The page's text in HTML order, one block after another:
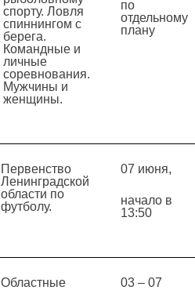
спорту. Ловля
спиннингом с
берега.
Командные и
личные
соревнования.
Мужчины и
женщины.
по
отдельному
плану
Первенство
Ленинградской
области по
футболу.
07 июня,
начало в
13:50
Областные
03 – 07